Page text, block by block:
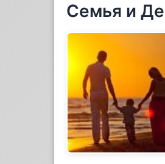
Семья и